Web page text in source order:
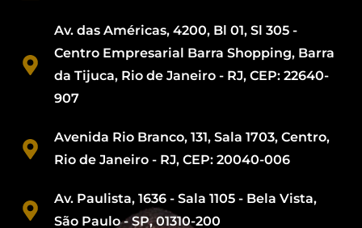
Av. das Américas, 4200, Bl 01, Sl 305 -
Centro Empresarial Barra Shopping, Barra
da Tijuca, Rio de Janeiro - RJ, CEP: 22640-
907
Avenida Rio Branco, 131, Sala 1703, Centro,
Rio de Janeiro - RJ, CEP: 20040-006
Av. Paulista, 1636 - Sala 1105 - Bela Vista,
São Paulo - SP, 01310-200